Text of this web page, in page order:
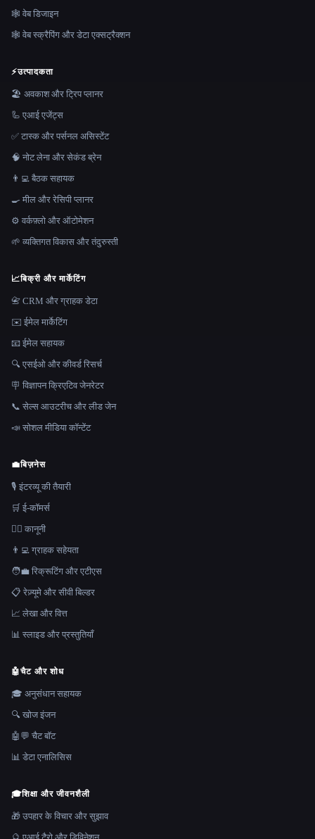
🕸 वेब डिजाइन
🕸️ वेब स्क्रैपिंग और डेटा एक्सट्रैक्शन
⚡उत्पादकता
🏖 अवकाश और ट्रिप प्लानर
🦾 एआई एजेंट्स
✅ टास्क और पर्सनल असिस्टेंट
🧠 नोट लेना और सेकंड ब्रेन
👨‍💻 बैठक सहायक
🍳 मील और रेसिपी प्लानर
⚙️ वर्कफ़्लो और ऑटोमेशन
🌱 व्यक्तिगत विकास और तंदुरुस्ती
📈बिक्री और मार्केटिंग
📇 CRM और ग्राहक डेटा
✉️ ईमेल मार्केटिंग
📧 ईमेल सहायक
🔍 एसईओ और कीवर्ड रिसर्च
🪧 विज्ञापन क्रिएटिव जेनरेटर
📞 सेल्स आउटरीच और लीड जेन
📣 सोशल मीडिया कॉन्टेंट
💼बिज़नेस
🎙️ इंटरव्यू की तैयारी
🛒 ई-कॉमर्स
👩‍⚖️ कानूनी
👨‍💻 ग्राहक सहेयता
🧑‍💼 रिक्रूटिंग और एटीएस
📋 रेज़्यूमे और सीवी बिल्डर
📈 लेखा और वित्त
📊 स्लाइड और प्रस्तुतियाँ
🤖चैट और शोध
🎓 अनुसंधान सहायक
🔍 खोज इंजन
🤖💬 चैट बॉट
📊 डेटा एनालिसिस
🎓शिक्षा और जीवनशैली
🎁 उपहार के विचार और सुझाव